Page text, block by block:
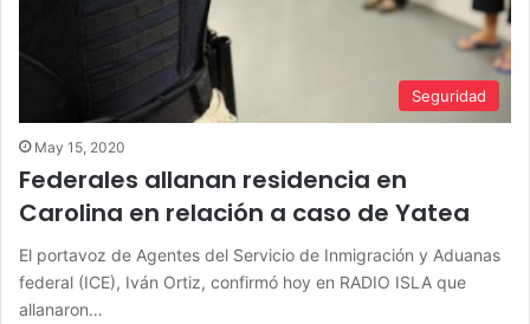
Seguridad
May 15, 2020
Federales allanan residencia en
Carolina en relación a caso de Yatea
El portavoz de Agentes del Servicio de Inmigración y Aduanas
federal (ICE), Iván Ortiz, confirmó hoy en RADIO ISLA que
allanaron…